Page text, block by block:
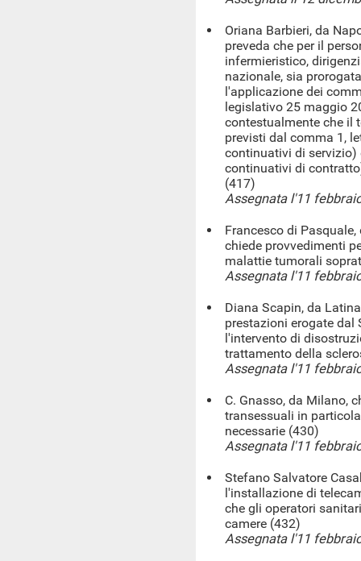
Oriana Barbieri, da
preveda che per il
infermieristico,
nazionale, sia
l'applicazione dei
legislativo 25 maggio
contestualmente che il
previsti dal comma 1,
continuativi di servizio)
continuativi di
(417)
Assegnata l'11
Francesco di
chiede provvedimenti
malattie tumorali
Assegnata l'11
Diana Scapin, da
prestazioni erogate dal
l'intervento di
trattamento della
Assegnata l'11
C. Gnasso, da Milano,
transessuali in
necessarie (430)
Assegnata l'11
Stefano Salvatore
l'installazione di
che gli operatori
camere (432)
Assegnata l'11